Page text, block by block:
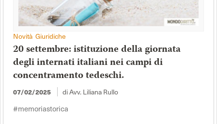
Novità Giuridiche
20 settembre: istituzione della giornata
degli internati italiani nei campi di
concentramento tedeschi.
07/02/2025 di Avv. Liliana Rullo
#memoriastorica